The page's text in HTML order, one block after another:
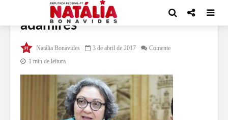
adamires
Natália Bonavides 3 de abril de 2017
Comente
1 min de leitura